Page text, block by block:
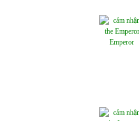
Emperor